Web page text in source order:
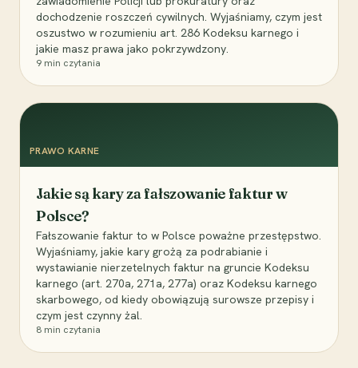
dochodzenie roszczeń cywilnych. Wyjaśniamy, czym jest
oszustwo w rozumieniu art. 286 Kodeksu karnego i
jakie masz prawa jako pokrzywdzony.
9 min czytania
PRAWO KARNE
Jakie są kary za fałszowanie faktur w
Polsce?
Fałszowanie faktur to w Polsce poważne przestępstwo.
Wyjaśniamy, jakie kary grożą za podrabianie i
wystawianie nierzetelnych faktur na gruncie Kodeksu
karnego (art. 270a, 271a, 277a) oraz Kodeksu karnego
skarbowego, od kiedy obowiązują surowsze przepisy i
czym jest czynny żal.
8 min czytania